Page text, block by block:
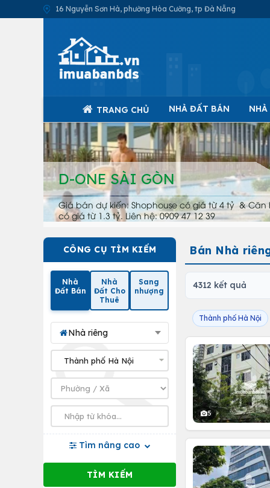
16 Nguyễn Sơn Hà, phường Hòa Cường, tp Đà Nẵng
TRANG CHỦ NHÀ ĐẤT BÁN
D-ONE SÀI GÒN
Giá bán dự kiến: Shophouse có giá từ 4 tỷ & Căn
có giá từ 1.3 tỷ. Liên hệ: 0909 47 12 39
CÔNG CỤ TÌM KIẾM
Nhà
Đất Bán
Nhà
Đất Cho
Thuê
Sang
nhượng
Nhà riêng
Tìm nâng cao
Bán Nhà
4312 kết quả
Thành phố Hà Nội
5